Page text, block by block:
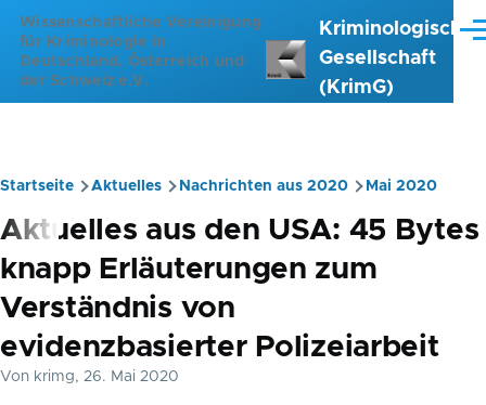
Direkt zum Inhalt
Wissenschaftliche Vereinigung
für Kriminologie in
Deutschland, Österreich und
der Schweiz e.V.
Kriminologische
Gesellschaft
(KrimG)
Pfadnavigation
Startseite Aktuelles Nachrichten aus 2020 Mai 2020
Aktuelles aus den USA: 45 Bytes
knapp Erläuterungen zum
Verständnis von
evidenzbasierter Polizeiarbeit
Von krimg, 26. Mai 2020